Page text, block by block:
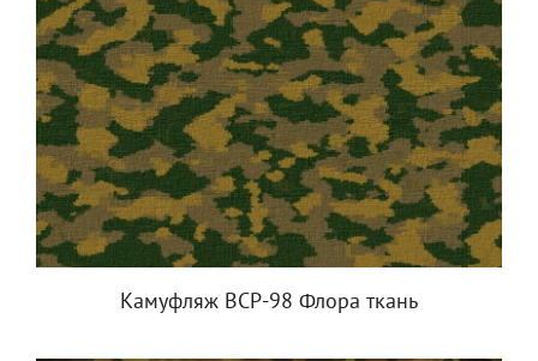
Камуфляж ВСР-98 Флора ткань